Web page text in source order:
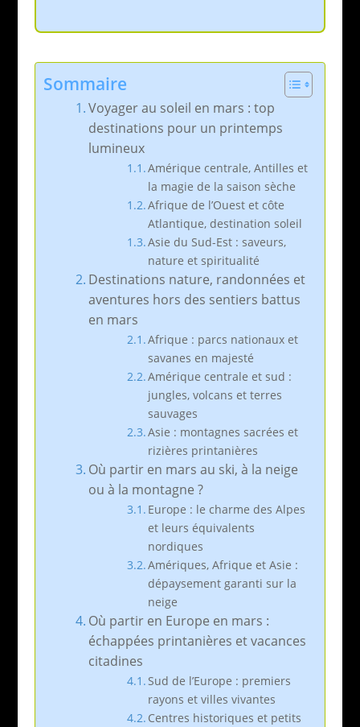
Sommaire
Voyager au soleil en mars : top
destinations pour un printemps
lumineux
Amérique centrale, Antilles et
la magie de la saison sèche
Afrique de l’Ouest et côte
Atlantique, destination soleil
Asie du Sud-Est : saveurs,
nature et spiritualité
Destinations nature, randonnées et
aventures hors des sentiers battus
en mars
Afrique : parcs nationaux et
savanes en majesté
Amérique centrale et sud :
jungles, volcans et terres
sauvages
Asie : montagnes sacrées et
rizières printanières
Où partir en mars au ski, à la neige
ou à la montagne ?
Europe : le charme des Alpes
et leurs équivalents
nordiques
Amériques, Afrique et Asie :
dépaysement garanti sur la
neige
Où partir en Europe en mars :
échappées printanières et vacances
citadines
Sud de l’Europe : premiers
rayons et villes vivantes
Centres historiques et petits